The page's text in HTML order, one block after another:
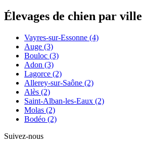
Élevages de chien par ville
Vayres-sur-Essonne (4)
Auge (3)
Bouloc (3)
Adon (3)
Lagorce (2)
Allerey-sur-Saône (2)
Alès (2)
Saint-Alban-les-Eaux (2)
Molas (2)
Bodéo (2)
Suivez-nous